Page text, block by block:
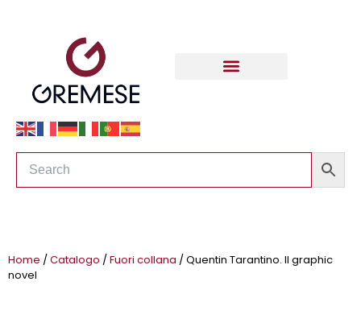
Home /Catalogo /Fuori collana / Quentin Tarantino. Il graphic
novel